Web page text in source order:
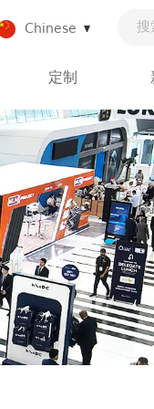
Chinese
定制